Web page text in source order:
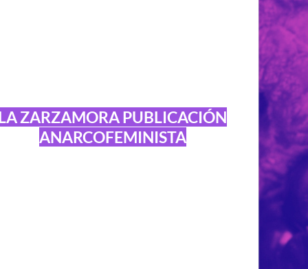
ZARZAMORA PUBLICACIÓN
ANARCOFEMINISTA